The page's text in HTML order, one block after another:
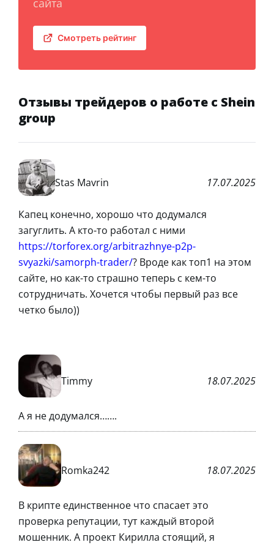
сайта
Смотреть рейтинг
Отзывы трейдеров о работе с Shein
group
Stas Mavrin 17.07.2025
Капец конечно, хорошо что додумался
загуглить. А кто-то работал с ними
https://torforex.org/arbitrazhnye-p2p-
svyazki/samorph-trader/? Вроде как топ1 на этом
сайте, но как-то страшно теперь с кем-то
сотрудничать. Хочется чтобы первый раз все
четко было))
Timmy 18.07.2025
А я не додумался…….
Romka242 18.07.2025
В крипте единственное что спасает это
проверка репутации, тут каждый второй
мошенник. А проект Кирилла стоящий, я